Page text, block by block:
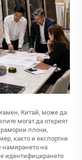
Китай, може да
могат да открият
плочи,
както и експортни
намирането на
е идентифицирането